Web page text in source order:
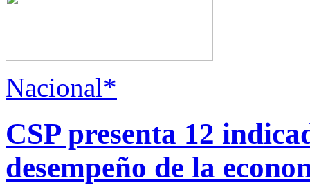
Nacional*
CSP presenta 12
desempeño de la